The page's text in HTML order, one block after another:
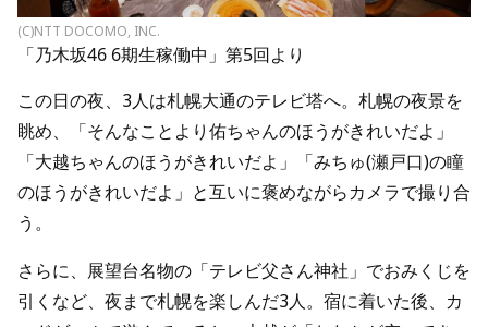
(C)NTT DOCOMO, INC.
「乃木坂46 6期生稼働中」第5回より
この日の夜、3人は札幌大通のテレビ塔へ。札幌の夜景を
眺め、「そんなことより佑ちゃんのほうがきれいだよ」
「大越ちゃんのほうがきれいだよ」「みちゅ(瀬戸口)の瞳
のほうがきれいだよ」と互いに褒めながらカメラで撮り合
う。
さらに、展望台名物の「テレビ父さん神社」でおみくじを
引くなど、夜まで札幌を楽しんだ3人。宿に着いた後、カ